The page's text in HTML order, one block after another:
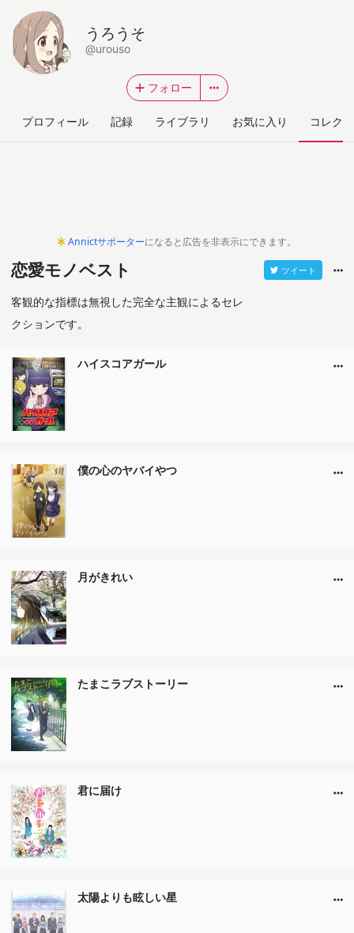
うろうそ
@urouso
フォロー
プロフィール 記録 ライブラリ お気に入り コレク
Annictサポーターになると広告を非表示にできます。
恋愛モノベスト
客観的な指標は無視した完全な主観によるセレ
クションです。
ツイート
ハイスコアガール
僕の心のヤバイやつ
月がきれい
たまこラブストーリー
君に届け
太陽よりも眩しい星